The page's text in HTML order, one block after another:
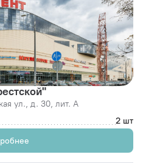
ул., д. 30, лит. А
2 шт